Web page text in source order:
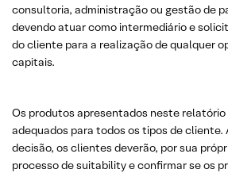
consultoria, administração ou gestão de
devendo atuar como intermediário e
do cliente para a realização de qualquer
capitais.
Os produtos apresentados neste relatório
adequados para todos os tipos de cliente.
decisão, os clientes deverão, por sua
processo de suitability e confirmar se os